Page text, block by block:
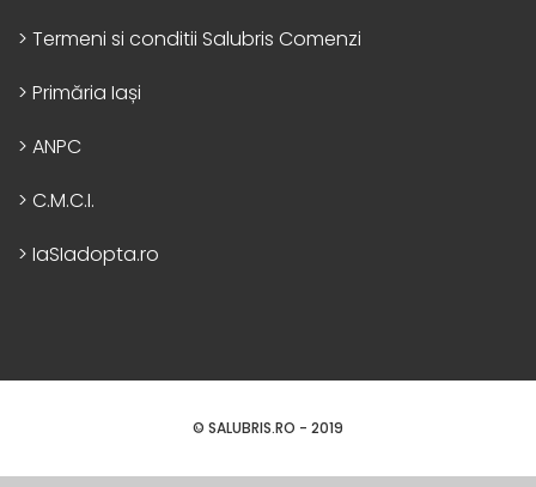
> Termeni si conditii Salubris Comenzi
> Primăria Iași
> ANPC
> C.M.C.I.
> IaSIadopta.ro
© SALUBRIS.RO - 2019